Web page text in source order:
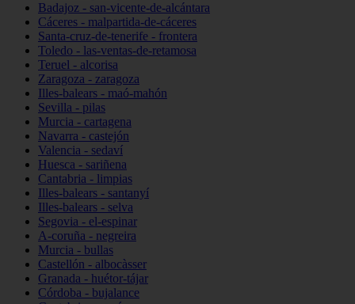
Badajoz - san-vicente-de-alcántara
Cáceres - malpartida-de-cáceres
Santa-cruz-de-tenerife - frontera
Toledo - las-ventas-de-retamosa
Teruel - alcorisa
Zaragoza - zaragoza
Illes-balears - maó-mahón
Sevilla - pilas
Murcia - cartagena
Navarra - castejón
Valencia - sedaví
Huesca - sariñena
Cantabria - limpias
Illes-balears - santanyí
Illes-balears - selva
Segovia - el-espinar
A-coruña - negreira
Murcia - bullas
Castellón - albocàsser
Granada - huétor-tájar
Córdoba - bujalance